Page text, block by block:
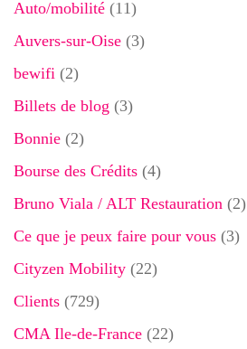
Auto/mobilité (11)
Auvers-sur-Oise (3)
bewifi (2)
Billets de blog (3)
Bonnie (2)
Bourse des Crédits (4)
Bruno Viala / ALT Restauration (2)
Ce que je peux faire pour vous (3)
Cityzen Mobility (22)
Clients (729)
CMA Ile-de-France (22)